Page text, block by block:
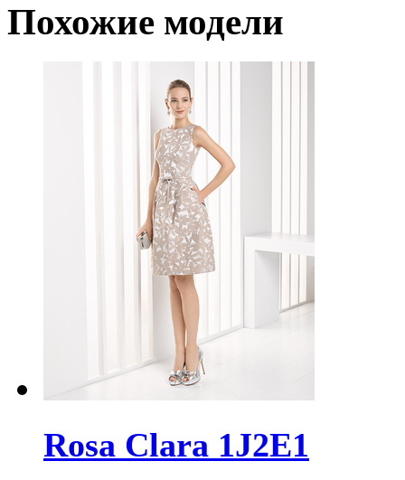
Похожие модели
Rosa Clara 1J2E1